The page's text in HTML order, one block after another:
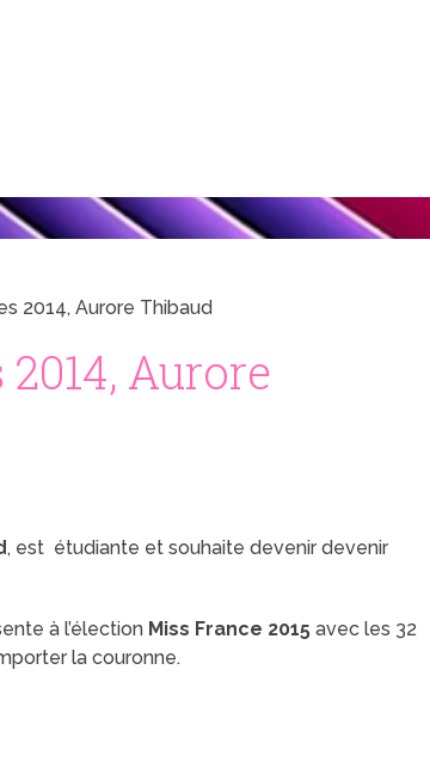
2014, Aurore Thibaud
Aurore
, est étudiante et souhaite devenir devenir
à l’élection Miss France 2015 avec les 32
la couronne.